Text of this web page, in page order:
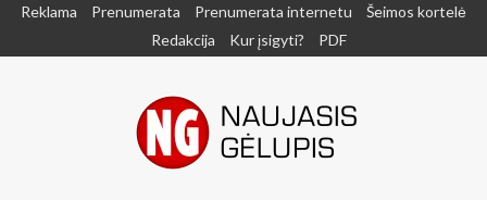
SkipReklama Prenumerata Prenumerata internetu
Šeimos kortelė
Redakcija
Kur įsigyti? PDF